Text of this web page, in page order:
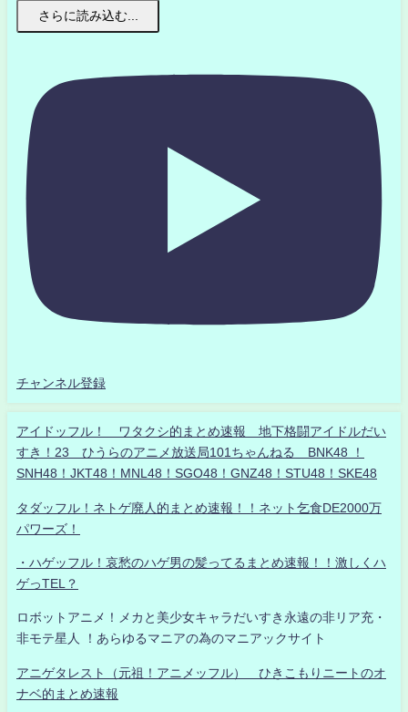
さらに読み込む...
チャンネル登録
アイドッフル！ ワタクシ的まとめ速報 地下格闘アイドルだい
すき！23 ひうらのアニメ放送局101ちゃんねる BNK48 ！
SNH48！JKT48！MNL48！SGO48！GNZ48！STU48！SKE48
タダッフル！ネトゲ廃人的まとめ速報！！ネット乞食DE2000万
パワーズ！
・ハゲッフル！哀愁のハゲ男の髪ってるまとめ速報！！激しくハ
ゲっTEL？
ロボットアニメ！メカと美少女キャラだいすき永遠の非リア充・
非モテ星人 ！あらゆるマニアの為のマニアックサイト
アニゲタレスト（元祖！アニメッフル） ひきこもりニートのオ
ナベ的まとめ速報